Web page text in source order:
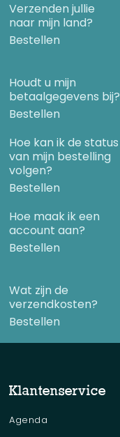
Verzenden jullie
naar mijn land?
Bestellen
Houdt u mijn
betaalgegevens bij?
Bestellen
Hoe kan ik de status
van mijn bestelling
volgen?
Bestellen
Hoe maak ik een
account aan?
Bestellen
Wat zijn de
verzendkosten?
Bestellen
Klantenservice
Agenda